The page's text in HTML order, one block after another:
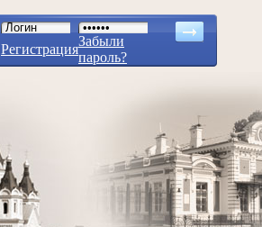
Регистрация
Забыли
пароль?